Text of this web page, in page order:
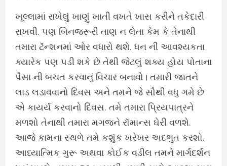
ખૂલ્લામાં રાખેલું ખાણું ખાતી વખતે ખાસ કરીને તકેદારી
રાખવી. પણ બિનજરૂરી તાણ ન લેતા કેમ કે તેનાથી
તમારા ટૅન્શનમાં ઓર વધારો થશે. ધન ની આવશ્યકતા
ક્યારેક પણ પડી શકે છે તેથી જેટલું શક્ય હોય પોતાના
પૈસા ની બચત કરવાનું વિચાર બનાવો। તમારી જાતને
લાડ લડાવવાનો દિવસ અને તમને જે સૌથી વધુ ગમે છે
એ કાયર્ય કરવાનો દિવસ. તમે તમારા પ્રિયપાત્રને
મળશો તેનાથી તમારા મગજને રૉમાન્સ ઘેરી વળશે.
આજે કામના સ્થળે તમે કશુંક ખરેખર અદભુત કરશો.
આધ્યાત્મિક ગુરૂ અથવા કોઈક વડીલ તમને માર્ગદર્શન